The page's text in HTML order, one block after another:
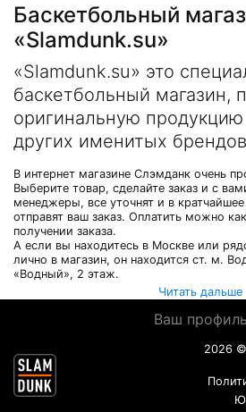
Баскетбольный
«Slamdunk.su»
«Slamdunk.su» это
баскетбольный магазин,
оригинальную
других именитых
В интернет магазине Слэмданк очень
Выберите товар, сделайте заказ и с
менеджеры, все уточнят и в
отправят ваш заказ. Оплатить можно
получении заказа.
А если вы находитесь в Москве или
лично в магазин, он находится ст. м.
«Водный», 2 этаж.
Читать дальше
Ваш профиль
2026 ©